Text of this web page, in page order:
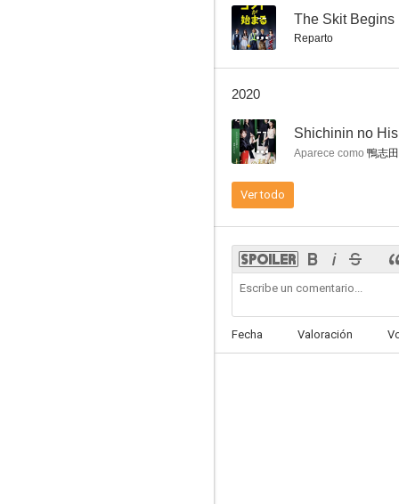
6.7
6.6
-- The Skit Begins
Reparto
2020
-- Shichinin no
Aparece como 鴨志
Ver todo
Fecha Valoración